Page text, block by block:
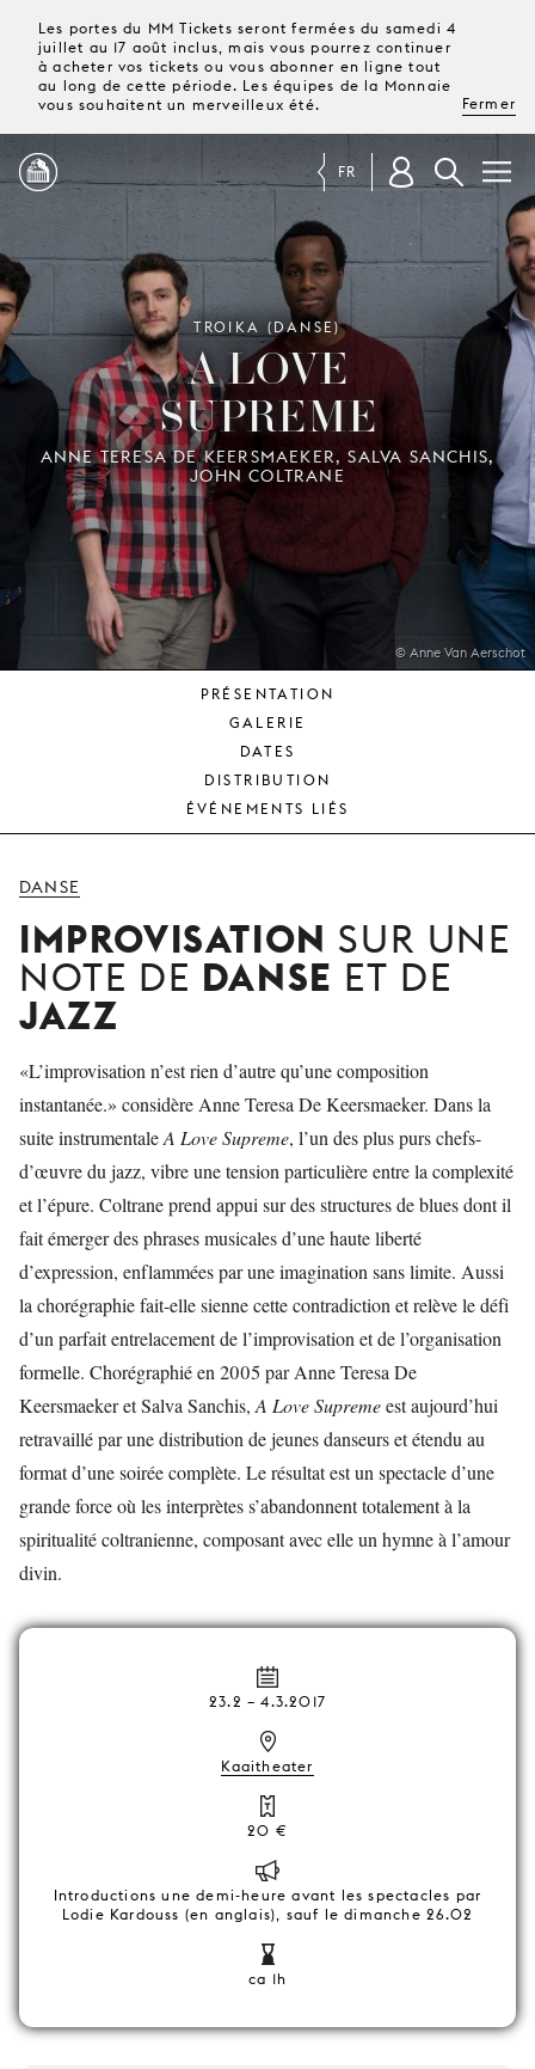
Les portes du MM Tickets seront fermées du samedi 4
juillet au 17 août inclus, mais vous pourrez continuer
à acheter vos tickets ou vous abonner en ligne tout
au long de cette période. Les équipes de la Monnaie
vous souhaitent un merveilleux été.
Fermer
PROGRAMME
MAGAZINE
TICKETS &
ABONNEMENTS
VOTRE
PUBLIC
SOUTENIR
FR
© Anne Van Aerschot
TROIKA (DANSE)
A LOVE
SUPREME
ANNE TERESA DE KEERSMAEKER, SALVA SANCHIS,
JOHN COLTRANE
PRÉSENTATION
GALERIE
DATES
DISTRIBUTION
ÉVÉNEMENTS LIÉS
DANSE
IMPROVISATION SUR UNE
NOTE DE DANSE ET DE
JAZZ
«L’improvisation n’est rien d’autre qu’une composition
instantanée.» considère Anne Teresa De Keersmaeker. Dans la
suite instrumentaleA Love Supreme, l’un des plus purs chefs-
d’œuvre du jazz, vibre une tension particulière entre la complexité
et l’épure. Coltrane prend appui sur des structures de blues dont il
fait émerger des phrases musicales d’une haute liberté
d’expression, enflammées par une imagination sans limite. Aussi
la chorégraphie fait-elle sienne cette contradiction et relève le défi
d’un parfait entrelacement de l’improvisation et de l’organisation
formelle. Chorégraphié en 2005 par Anne Teresa De
Keersmaeker et Salva Sanchis, A Love Supremeest aujourd’hui
retravaillé par une distribution de jeunes danseurs et étendu au
format d’une soirée complète. Le résultat est un spectacle d’une
grande force où les interprètes s’abandonnent totalement à la
spiritualité coltranienne, composant avec elle un hymne à l’amour
divin.
23.2 –4.3.2017
Kaaitheater
20 €
Introductions une demi-heure avant les spectacles par
Lodie Kardouss (en anglais), sauf le dimanche 26.02
ca 1h